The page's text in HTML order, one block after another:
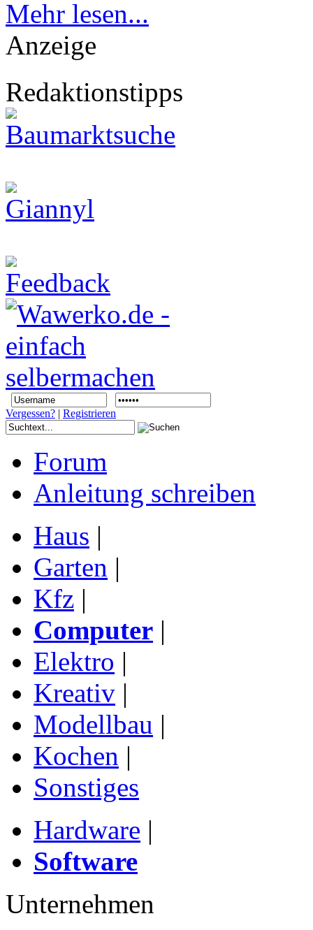
Mehr lesen...
Anzeige
Redaktionstipps
Vergessen? | Registrieren
Forum
Anleitung schreiben
Haus |
Garten |
Kfz |
Computer |
Elektro |
Kreativ |
Modellbau |
Kochen |
Sonstiges
Hardware |
Software
Unternehmen